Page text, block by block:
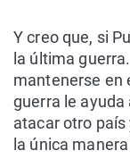
Y creo que, si
la última
mantenerse en
guerra le
atacar otro país
la única